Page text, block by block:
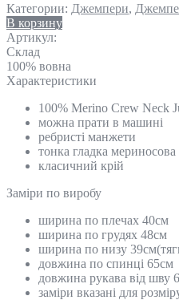
Категории: Джемпери,
В корзину
Артикул:
Склад
100% вовна
Характеристики
100% Merino Crew Neck
можна прати в машині
ребристі манжети
тонка гладка мериносова
класичний крій
Замiри по виробу
ширина по плечах 40см
ширина по грудях 48см
ширина по низу
довжина по спинці 65см
довжина рукава від шву
заміри вказані для